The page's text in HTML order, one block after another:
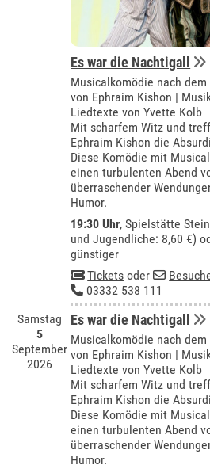
Es war die Nachtigall
Musicalkomödie nach dem
von Ephraim Kishon |
Liedtexte von Yvette Kolb
Mit scharfem Witz und
Ephraim Kishon die
Diese Komödie mit
einen turbulenten Abend
überraschender
Humor.
19:30 Uhr, Spielstätte
und Jugendliche: 8,60 €)
günstiger
Tickets oder
03332 538 111
Samstag
5
September
2026
Es war die Nachtigall
Musicalkomödie nach dem
von Ephraim Kishon |
Liedtexte von Yvette Kolb
Mit scharfem Witz und
Ephraim Kishon die
Diese Komödie mit
einen turbulenten Abend
überraschender
Humor.